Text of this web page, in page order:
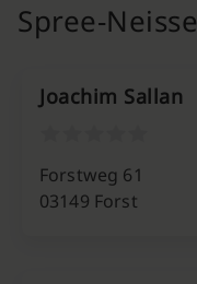
Spree-Neisse
Joachim Sallan
Forstweg 61
03149 Forst